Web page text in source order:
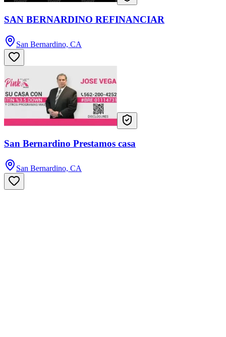
SAN BERNARDINO REFINANCIAR
San Bernardino, CA
San Bernardino Prestamos casa
San Bernardino, CA